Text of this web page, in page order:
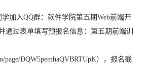
加入QQ群：软件学院第五期Web前端开
通过表单填写预报名信息：第五期前端训
page/DQW5pemhaQVBRTUpK），报名截